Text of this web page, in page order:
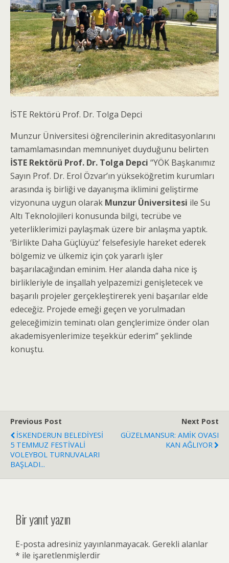
İSTE Rektörü Prof. Dr. Tolga Depci
Munzur Üniversitesi öğrencilerinin akreditasyonlarını
tamamlamasından memnuniyet duyduğunu belirten
İSTE Rektörü Prof. Dr. Tolga Depci “YÖK Başkanımız
Sayın Prof. Dr. Erol Özvar’ın yükseköğretim kurumları
arasında iş birliği ve dayanışma iklimini geliştirme
vizyonuna uygun olarak Munzur Üniversitesi ile Su
Altı Teknolojileri konusunda bilgi, tecrübe ve
yeterliklerimizi paylaşmak üzere bir anlaşma yaptık.
‘Birlikte Daha Güçlüyüz’ felsefesiyle hareket ederek
bölgemiz ve ülkemiz için çok yararlı işler
başarılacağından eminim. Her alanda daha nice iş
birlikleriyle de inşallah yelpazemizi genişletecek ve
başarılı projeler gerçekleştirerek yeni başarılar elde
edeceğiz. Projede emeği geçen ve yorulmadan
geleceğimizin teminatı olan gençlerimize önder olan
akademisyenlerimize teşekkür ederim” şeklinde
konuştu.
Previous Post
İSKENDERUN BELEDİYESİ
5 TEMMUZ FESTİVALİ
VOLEYBOL TURNUVALARI
BAŞLADI...
Next Post
GÜZELMANSUR: AMİK OVASI
KAN AĞLIYOR
Bir yanıt yazın
E-posta adresiniz yayınlanmayacak. Gerekli alanlar
* ile işaretlenmişlerdir